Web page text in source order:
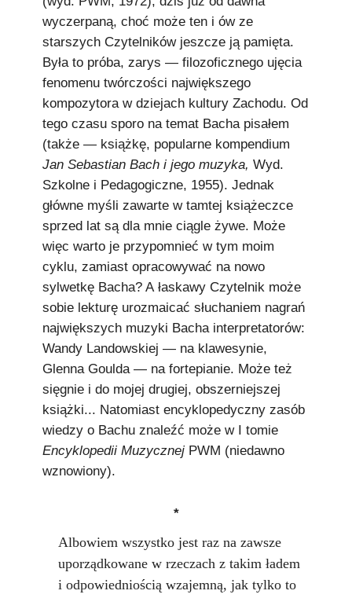
Podkowiański Słownik Biograficzny
🔍
Wszelkie prawa zastrzeżone
wyczerpaną, choć może ten i ów ze
starszych Czytelników jeszcze ją pamięta.
Była to próba, zarys — filozoficznego ujęcia
fenomenu twórczości największego
kompozytora w dziejach kultury Zachodu. Od
tego czasu sporo na temat Bacha pisałem
(także — książkę, popularne kompendium
Jan Sebastian Bach i jego muzyka, Wyd.
Szkolne i Pedagogiczne, 1955). Jednak
główne myśli zawarte w tamtej książeczce
sprzed lat są dla mnie ciągle żywe. Może
więc warto je przypomnieć w tym moim
cyklu, zamiast opracowywać na nowo
sylwetkę Bacha? A łaskawy Czytelnik może
sobie lekturę urozmaicać słuchaniem nagrań
największych muzyki Bacha interpretatorów:
Wandy Landowskiej — na klawesynie,
Glenna Goulda — na fortepianie. Może też
sięgnie i do mojej drugiej, obszerniejszej
książki... Natomiast encyklopedyczny zasób
wiedzy o Bachu znaleźć może w I tomie
Encyklopedii Muzycznej PWM (niedawno
wznowiony).
*
Albowiem wszystko jest raz na zawsze
uporządkowane w rzeczach z takim ładem
i odpowiedniością wzajemną, jak tylko to